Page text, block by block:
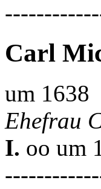
Carl
um 1638
Ehefrau
I. oo um